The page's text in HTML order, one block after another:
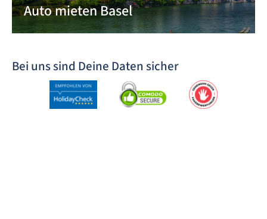
Auto mieten Basel
Bei uns sind Deine Daten sicher